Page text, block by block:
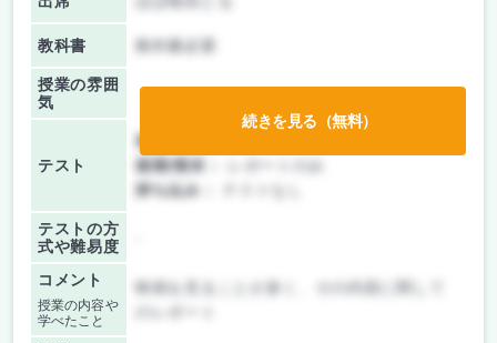
教科書 教科書必要
授業の雰囲
気
テスト
前期/中間：
後期/期末：
持ち込み：
テストの方
式や難易度
コメント
授業の内容や
学べたこと
続きを見る（無料）